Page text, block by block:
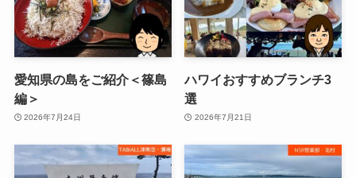
愛知県の島をご紹介＜篠島
編＞
2026年7月24日
ハワイおすすめブランチ3
選
2026年7月21日